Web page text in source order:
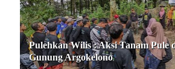
Pulehkan Wilis : Aksi Tanam Pule
Gunung Argokelono